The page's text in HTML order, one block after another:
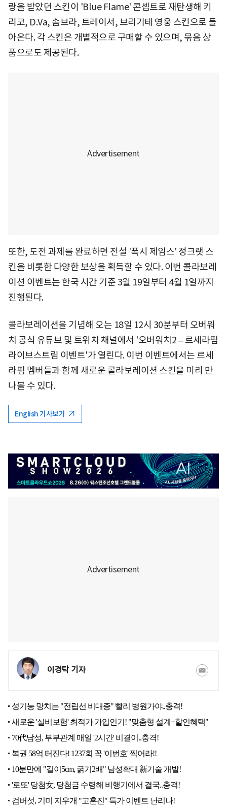
랑을 받았던 스킨이 'Blue Flame' 콘셉트로 재탄생해 키
리코, D.Va, 솜브라, 트레이서, 브리기테 영웅 스킨으로 돌
아온다. 각 스킨은 개별적으로 구매할 수 있으며, 묶음 상
품으로도 제공된다.
또한, 도전 과제를 완료하면 전설 '폭시 제임스' 정크랫 스
킨을 비롯한 다양한 보상을 획득할 수 있다. 이번 콜라보레
이션 이벤트는 한국 시간 기준 3월 19일부터 4월 1일까지
진행된다.
콜라보레이션을 기념해 오는 18일 12시 30분부터 오버워
치 공식 유튜브 및 트위치 채널에서 '오버워치2 – 르세라핌
라이브스트림 이벤트'가 열린다. 이번 이벤트에서는 르세
라핌 멤버들과 함께 새로운 콜라보레이션 스킨을 미리 만
나볼 수 있다.
English 기사보기
이경탁 기자